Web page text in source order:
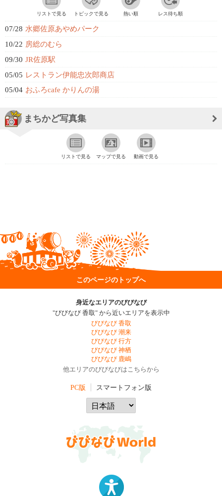
リストで見る トピックで見る 熱い順 レス待ち順
07/28 水郷佐原あやめパーク
10/22 房総のむら
09/30 JR佐原駅
05/05 レストラン伊能忠次郎商店
05/04 おふろcafe かりんの湯
まちかど写真集
リストで見る マップで見る 動画で見る
このページのトップへ
身近なエリアのびびなび
"びびなび 香取" から近いエリアを表示中
びびなび 香取
びびなび 潮来
びびなび 行方
びびなび 神栖
びびなび 鹿嶋
他エリアのびびなびはこちらから
PC版 スマートフォン版